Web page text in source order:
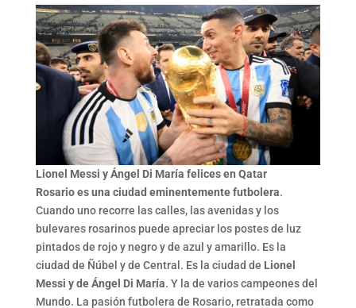
Lionel Messi y Ángel Di María felices en Qatar
Rosario es una ciudad eminentemente futbolera.
Cuando uno recorre las calles, las avenidas y los
bulevares rosarinos puede apreciar los postes de luz
pintados de rojo y negro y de azul y amarillo. Es la
ciudad de Ñúbel y de Central. Es la ciudad de Lionel
Messi y de Ángel Di María. Y la de varios campeones del
Mundo. La pasión futbolera de Rosario, retratada como